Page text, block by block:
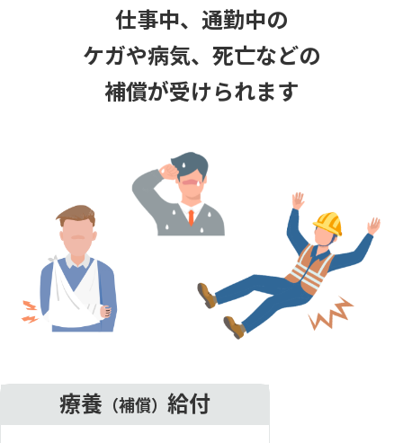
仕事中、通勤中の
ケガや病気、死亡などの
補償が受けられます
療養 （補償） 給付